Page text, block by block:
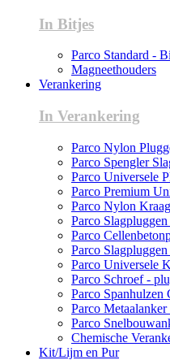
In Bitjes
Parco Standard -
Magneethouders
Verankering
In Verankering
Parco Nylon
Parco Spengler
Parco Universele
Parco Premium
Parco Nylon
Parco Slagpluggen
Parco
Parco
Parco Universele
Parco Schroef -
Parco Spanhulzen
Parco
Parco
Chemische
Kit/Lijm en Pur